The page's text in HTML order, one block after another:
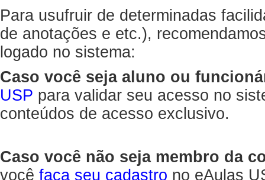
Para usufruir de determinadas
de anotações e etc.),
logado no sistema:
Caso você seja aluno ou
USP para validar seu acesso no
conteúdos de acesso exclusivo.
Caso você não seja membro da
você faça seu cadastro no eAulas